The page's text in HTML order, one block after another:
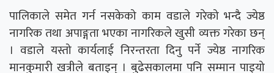
पालिकाले समेत गर्न नसकेको काम वडाले गरेको भन्दै ज्येष्ठ
नागरिक तथा अपाङ्गता भएका नागरिकले खुसी व्यक्त गरेका छन्
। वडाले यस्तो कार्यलाई निरन्तरता दिनु पर्ने ज्येष्ठ नागरिक
मानकुमारी खत्रीले बताइन् । बुढेसकालमा पनि सम्मान पाइयो